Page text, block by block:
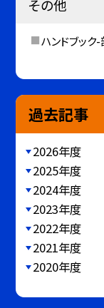
その他
ハンドブッ
過去記事
2026年度
2025年度
2024年度
2023年度
2022年度
2021年度
2020年度